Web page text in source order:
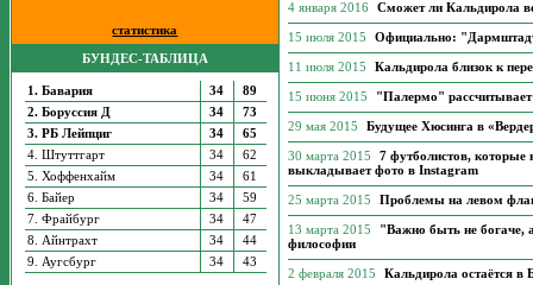
статистика
БУНДЕС-ТАБЛИЦА
1. Бавария 34
89
2. Боруссия Д
34
73
3. РБ Лейпциг
34
65
4. Штуттгарт
34
62
5. Хоффенхайм
34
61
6. Байер
34
59
7. Фрайбург
34
47
8. Айнтрахт
34
44
9. Аугсбург
34 43
4 января 2016 Сможет ли Кальдирола
15 июля 2015 Официально:
11 июля 2015 Кальдирола близок к
15 июня 2015 "Палермо"
29 мая 2015 Будущее Хюсинга в
30 марта 2015
7 футболистов,
выкладывает фото в Instagram
25 марта 2015 Проблемы на левом
13 марта 2015
"Важно быть не богаче,
философии
2 февраля 2015 Кальдирола остаётся в